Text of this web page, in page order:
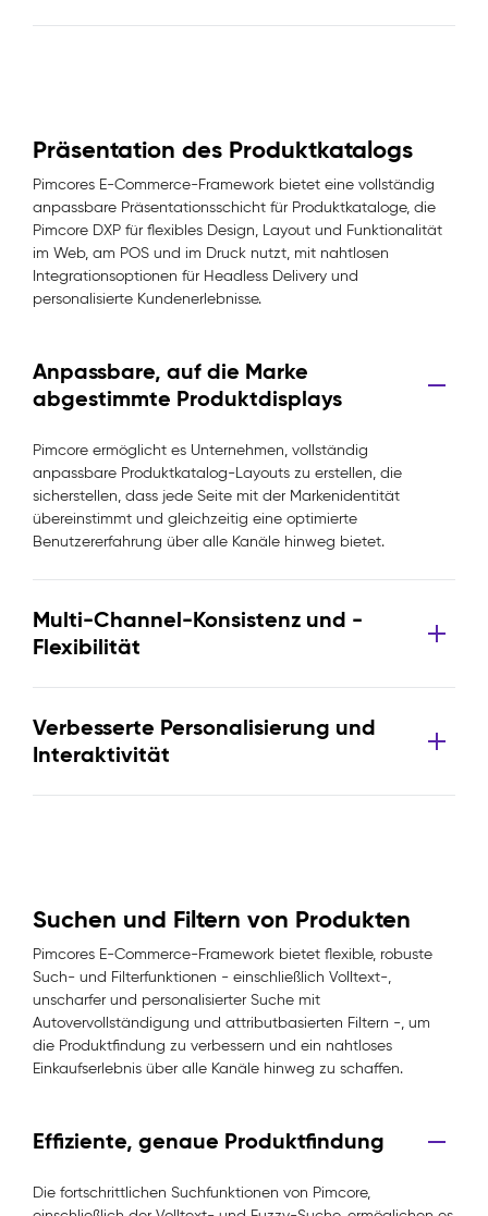
Präsentation des Produktkatalogs
Pimcores E-Commerce-Framework bietet eine vollständig
anpassbare Präsentationsschicht für Produktkataloge, die
Pimcore DXP für flexibles Design, Layout und Funktionalität
im Web, am POS und im Druck nutzt, mit nahtlosen
Integrationsoptionen für Headless Delivery und
personalisierte Kundenerlebnisse.
Anpassbare, auf die Marke
abgestimmte Produktdisplays
Pimcore ermöglicht es Unternehmen, vollständig
anpassbare Produktkatalog-Layouts zu erstellen, die
sicherstellen, dass jede Seite mit der Markenidentität
übereinstimmt und gleichzeitig eine optimierte
Benutzererfahrung über alle Kanäle hinweg bietet.
Multi-Channel-Konsistenz und -
Flexibilität
Verbesserte Personalisierung und
Interaktivität
Suchen und Filtern von Produkten
Pimcores E-Commerce-Framework bietet flexible, robuste
Such- und Filterfunktionen - einschließlich Volltext-,
unscharfer und personalisierter Suche mit
Autovervollständigung und attributbasierten Filtern -, um
die Produktfindung zu verbessern und ein nahtloses
Einkaufserlebnis über alle Kanäle hinweg zu schaffen.
Effiziente, genaue Produktfindung
Die fortschrittlichen Suchfunktionen von Pimcore,